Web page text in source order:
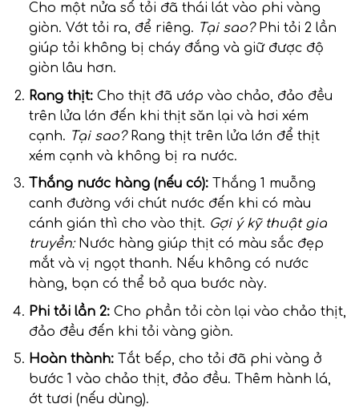
Cho một nửa số tỏi đã thái lát vào phi vàng
giòn. Vớt tỏi ra, để riêng. Tại sao?Phi tỏi 2 lần
giúp tỏi không bị cháy đắng và giữ được độ
giòn lâu hơn.
Rang thịt:Cho thịt đã ướp vào chảo, đảo đều
trên lửa lớn đến khi thịt săn lại và hơi xém
cạnh. Tại sao?Rang thịt trên lửa lớn để thịt
xém cạnh và không bị ra nước.
Thắng nước hàng (nếu có):Thắng 1 muỗng
canh đường với chút nước đến khi có màu
cánh gián thì cho vào thịt. Gợi ý kỹ thuật gia
truyền:Nước hàng giúp thịt có màu sắc đẹp
mắt và vị ngọt thanh. Nếu không có nước
hàng, bạn có thể bỏ qua bước này.
Phi tỏi lần 2:Cho phần tỏi còn lại vào chảo thịt,
đảo đều đến khi tỏi vàng giòn.
Hoàn thành:Tắt bếp, cho tỏi đã phi vàng ở
bước 1 vào chảo thịt, đảo đều. Thêm hành lá,
ớt tươi (nếu dùng).